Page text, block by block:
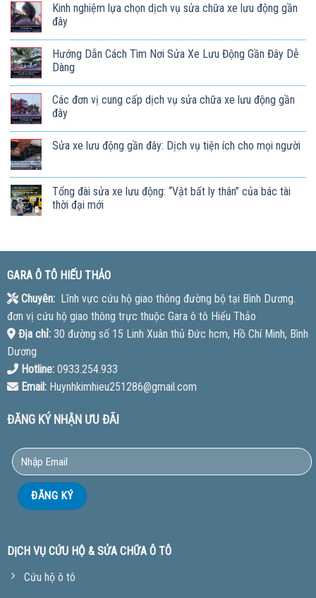
Kinh nghiệm lựa chọn dịch vụ sửa chữa xe lưu động gần
đây
Hướng Dẫn Cách Tìm Nơi Sửa Xe Lưu Động Gần Đây Dễ
Dàng
Các đơn vị cung cấp dịch vụ sửa chữa xe lưu động gần
đây
Sửa xe lưu động gần đây: Dịch vụ tiện ích cho mọi người
Tổng đài sửa xe lưu động: “Vật bất ly thân” của bác tài
thời đại mới
GARA Ô TÔ HIẾU THẢO
Chuyên:Lĩnh vực cứu hộ giao thông đường bộ tại Bình Dương.
đơn vị cứu hộ giao thông trực thuộc Gara ô tô Hiếu Thảo
Địa chỉ:30 đường số 15 Linh Xuân thủ Đức hcm, Hồ Chí Minh, Bình
Dương
Hotline:0933.254.933
Email:Huynhkimhieu251286@gmail.com
ĐĂNG KÝ NHẬN ƯU ĐÃI
DỊCH VỤ CỨU HỘ & SỬA CHỮA Ô TÔ
Cứu hộ ô tô